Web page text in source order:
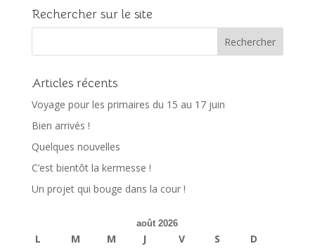
Rechercher sur le site
Articles récents
Voyage pour les primaires du 15 au 17 juin
Bien arrivés !
Quelques nouvelles
C’est bientôt la kermesse !
Un projet qui bouge dans la cour !
août 2026
L M M J V S
D